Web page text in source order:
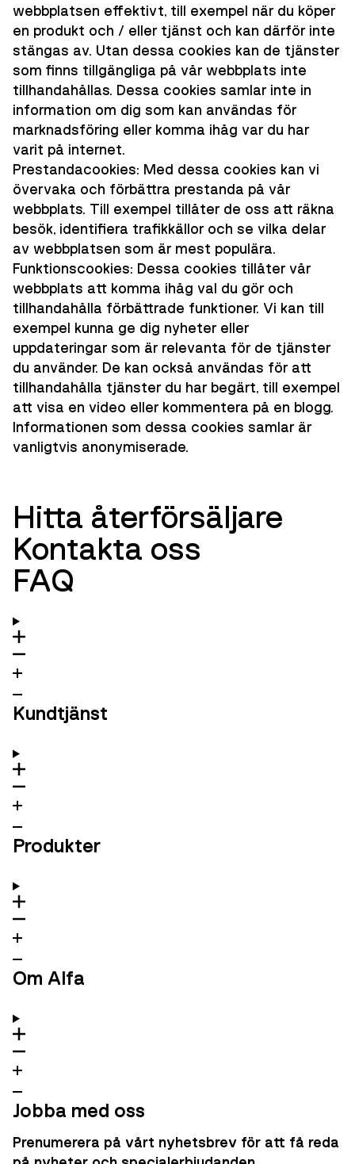
webbplatsen effektivt, till exempel när du köper
en produkt och / eller tjänst och kan därför inte
stängas av. Utan dessa cookies kan de tjänster
som finns tillgängliga på vår webbplats inte
tillhandahållas. Dessa cookies samlar inte in
information om dig som kan användas för
marknadsföring eller komma ihåg var du har
varit på internet.
Prestandacookies: Med dessa cookies kan vi
övervaka och förbättra prestanda på vår
webbplats. Till exempel tillåter de oss att räkna
besök, identifiera trafikkällor och se vilka delar
av webbplatsen som är mest populära.
Funktionscookies: Dessa cookies tillåter vår
webbplats att komma ihåg val du gör och
tillhandahålla förbättrade funktioner. Vi kan till
exempel kunna ge dig nyheter eller
uppdateringar som är relevanta för de tjänster
du använder. De kan också användas för att
tillhandahålla tjänster du har begärt, till exempel
att visa en video eller kommentera på en blogg.
Informationen som dessa cookies samlar är
vanligtvis anonymiserade.
Hitta återförsäljare
Kontakta oss
FAQ
Kundtjänst
Produkter
Om Alfa
Jobba med oss
Prenumerera på vårt nyhetsbrev för att få reda